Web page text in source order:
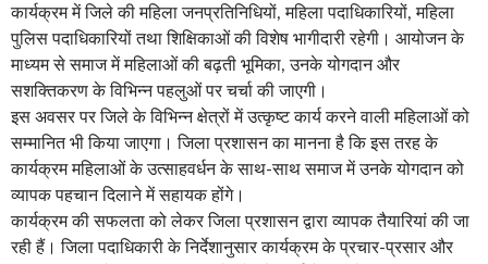
कार्यक्रम में जिले की महिला जनप्रतिनिधियों, महिला पदाधिकारियों, महिला
पुलिस पदाधिकारियों तथा शिक्षिकाओं की विशेष भागीदारी रहेगी। आयोजन के
माध्यम से समाज में महिलाओं की बढ़ती भूमिका, उनके योगदान और
सशक्तिकरण के विभिन्न पहलुओं पर चर्चा की जाएगी।
इस अवसर पर जिले के विभिन्न क्षेत्रों में उत्कृष्ट कार्य करने वाली महिलाओं को
सम्मानित भी किया जाएगा। जिला प्रशासन का मानना है कि इस तरह के
कार्यक्रम महिलाओं के उत्साहवर्धन के साथ-साथ समाज में उनके योगदान को
व्यापक पहचान दिलाने में सहायक होंगे।
कार्यक्रम की सफलता को लेकर जिला प्रशासन द्वारा व्यापक तैयारियां की जा
रही हैं। जिला पदाधिकारी के निर्देशानुसार कार्यक्रम के प्रचार-प्रसार और